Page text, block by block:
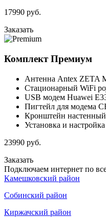
17990 руб.
Заказать
КомплектПремиум
Антенна Antex ZETA
Стационарный WiFi
USB модем Huawei
Пигтейл для модема
Кронштейн
Установка и
23990 руб.
Заказать
Подключаем интернет по
Камешковский район
Собинский район
Киржачский район